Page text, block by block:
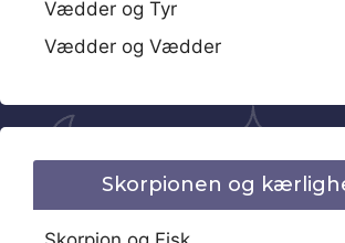
Vædder og Tyr
Vædder og Vædder
Skorpionen og